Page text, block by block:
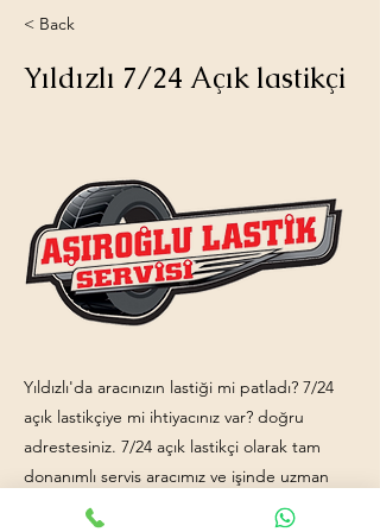
< Back
Yıldızlı 7/24 Açık lastikçi
Yıldızlı'da aracınızın lastiği mi patladı? 7/24
açık lastikçiye mi ihtiyacınız var? doğru
adrestesiniz. 7/24 açık lastikçi olarak tam
donanımlı servis aracımız ve işinde uzman
ekip arkadaşlarımızla hizmetinizdeyiz.